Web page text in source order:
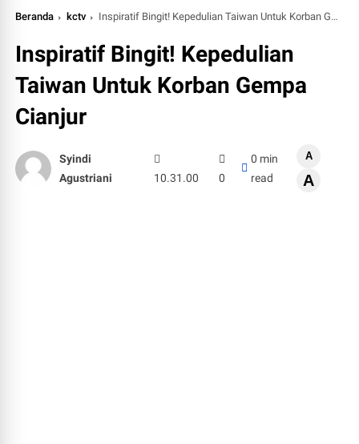
Beranda kctv Inspiratif Bingit! Kepedulian Taiwan Untuk Korban Gempa Cianjur
Inspiratif Bingit! Kepedulian
Taiwan Untuk Korban Gempa
Cianjur
Syindi
Agustriani
10.31.00 0
0 min
read
A
A